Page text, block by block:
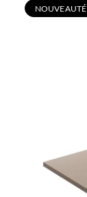
NOUVEAUTÉ